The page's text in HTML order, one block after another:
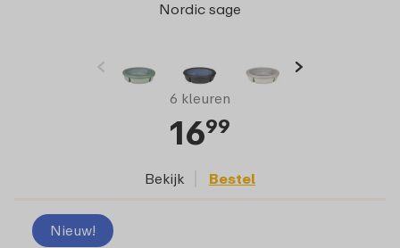
Nordic sage
6 kleuren
1699
Bekijk Bestel
Nieuw!